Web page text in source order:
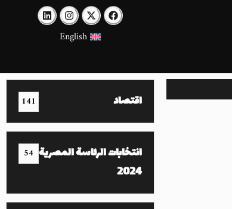
English
اقتصاد 141
انتخابات الرئاسة المصرية
2024
54